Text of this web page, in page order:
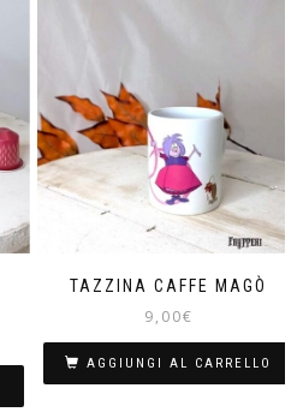
TAZZINA CAFFE MAGÒ
9,00€
AGGIUNGI AL CARRELLO